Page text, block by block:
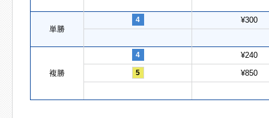
単勝
4 ¥300
複勝
4 ¥240
5 ¥850